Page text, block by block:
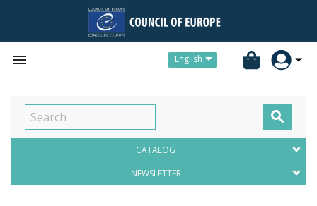
 English

CATALOG
NEWSLETTER